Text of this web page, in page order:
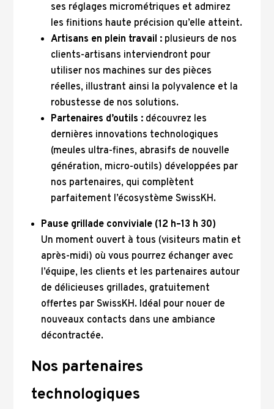
ses réglages micrométriques et admirez
les finitions haute précision qu’elle atteint.
Artisans en plein travail : plusieurs de nos
clients-artisans interviendront pour
utiliser nos machines sur des pièces
réelles, illustrant ainsi la polyvalence et la
robustesse de nos solutions.
Partenaires d’outils : découvrez les
dernières innovations technologiques
(meules ultra-fines, abrasifs de nouvelle
génération, micro-outils) développées par
nos partenaires, qui complètent
parfaitement l’écosystème SwissKH.
Pause grillade conviviale (12 h–13 h 30)
Un moment ouvert à tous (visiteurs matin et
après-midi) où vous pourrez échanger avec
l’équipe, les clients et les partenaires autour
de délicieuses grillades, gratuitement
offertes par SwissKH. Idéal pour nouer de
nouveaux contacts dans une ambiance
décontractée.
Nos partenaires
technologiques